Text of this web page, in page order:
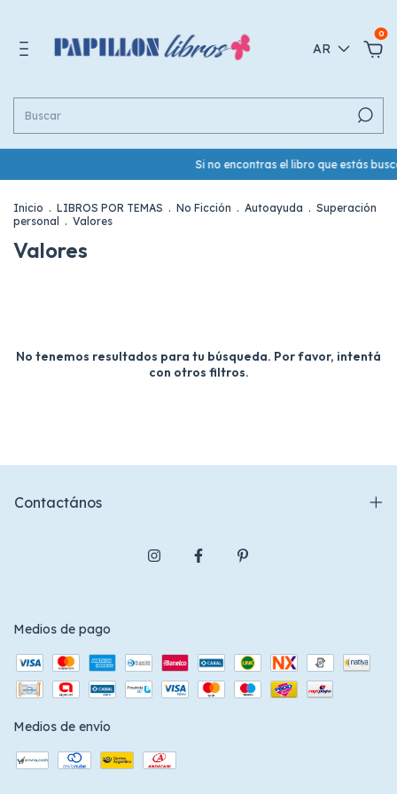
AR
0
Si no encontras el libro que estás
Inicio . LIBROS POR TEMAS . No Ficción . Autoayuda . Superación
personal
. Valores
Valores
No tenemos resultados para tu búsqueda. Por favor, intentá
con otros filtros.
Contactános
Medios de pago
Medios de envío